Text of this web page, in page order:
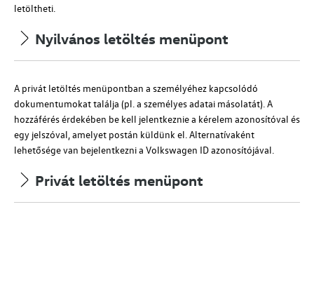
letöltheti.
Nyilvános letöltés menüpont
A privát letöltés menüpontban a személyéhez kapcsolódó
dokumentumokat találja (pl. a személyes adatai másolatát). A
hozzáférés érdekében be kell jelentkeznie a kérelem azonosítóval és
egy jelszóval, amelyet postán küldünk el. Alternatívaként
lehetősége van bejelentkezni a Volkswagen ID azonosítójával.
Privát letöltés menüpont